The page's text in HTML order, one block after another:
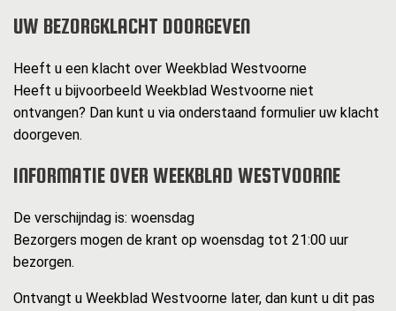
UW BEZORGKLACHT DOORGEVEN
Heeft u een klacht over Weekblad Westvoorne
Heeft u bijvoorbeeld Weekblad Westvoorne niet
ontvangen? Dan kunt u via onderstaand formulier uw klacht
doorgeven.
INFORMATIE OVER WEEKBLAD WESTVOORNE
De verschijndag is: woensdag
Bezorgers mogen de krant op woensdag tot 21:00 uur
bezorgen.
Ontvangt u Weekblad Westvoorne later, dan kunt u dit pas